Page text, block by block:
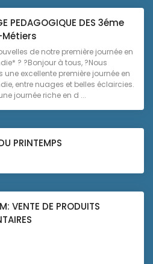
PEDAGOGIQUE DES 3éme
de notre première journée en
? ?Bonjour à tous, ?Nous
une excellente première journée en
entre nuages et belles éclaircies.
journée riche en d ...
PRINTEMPS
VENTE DE PRODUITS